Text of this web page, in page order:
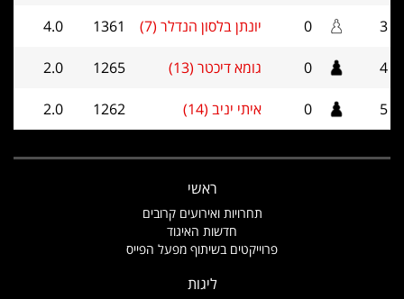
3
0 יונתן בלסון הנדלר (7) 1361
4.0
4
0 גומא דיכטר (13) 1265
2.0
5
0 איתי יניב (14) 1262
2.0
ראשי
תחרויות ואירועים קרובים
חדשות האיגוד
פרוייקטים בשיתוף מפעל הפייס
ליגות